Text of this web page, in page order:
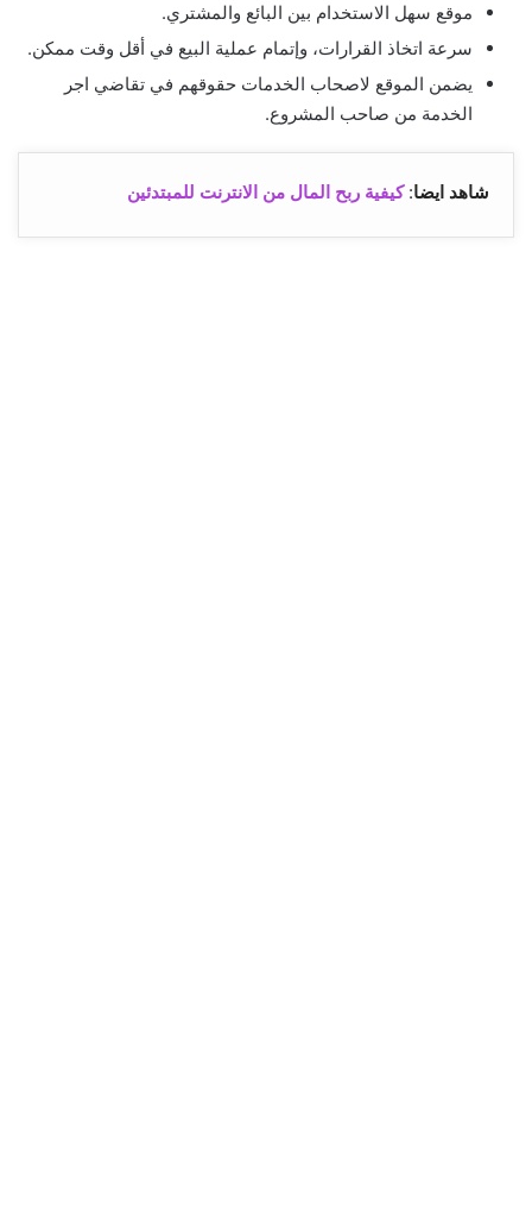
موقع سهل الاستخدام بين البائع والمشتري.
سرعة اتخاذ القرارات، وإتمام عملية البيع في أقل وقت ممكن.
يضمن الموقع لاصحاب الخدمات حقوقهم في تقاضي اجر
الخدمة من صاحب المشروع.
شاهد ايضا:كيفية ربح المال من الانترنت للمبتدئين